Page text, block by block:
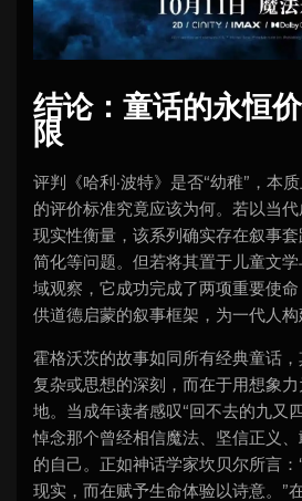
结论：童话的永恒
限
评判《哈利·波特》是否“幼稚”，本
的评价标准究竟应该为何。若以当
现实性衡量，该系列确实存在叙事
简化等问题。但若将其置于儿童文
域观察，它成功完成了两项重要使
供道德启蒙的叙事框架，为一代人构
霍格沃茨的故事如同所有经典童话
复杂或思想的深刻，而在于用想象
地。当成年读者感叹“回不去的九又
悼念那个曾经相信魔法、坚信正义
的自己。正如神话学家坎贝尔所言
现实，而在赋予生命体验以诗意。”